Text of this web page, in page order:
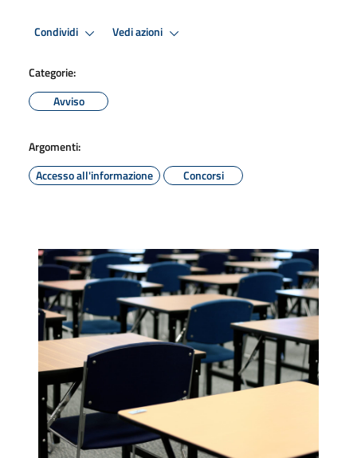
Condividi Vedi azioni
Categorie:
Avviso
Argomenti:
Accesso all'informazione
Concorsi